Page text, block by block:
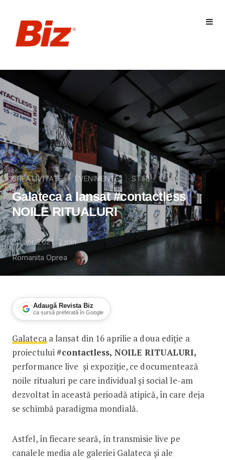
CREATIVITATE EVENIMENTE STIRI
Galateca a lansat #contactless
NOILE RITUALURI
20 apr. 2021 2 min
Romanita Oprea
Adaugă Revista Biz
ca sursă preferată în Google
Galateca a lansat #contactless
Galatecaa lansat din 16 aprilie a doua ediţie a
proiectului#contactless, NOILE RITUALURI,
performance live şi expoziţie, ce documentează
noile ritualuri pe care individual și social le-am
dezvoltat în această perioadă atipică, în care deja
se schimbă paradigma mondială.
Astfel, în fiecare seară, în transmisie live pe
canalele media ale galeriei Galateca și ale